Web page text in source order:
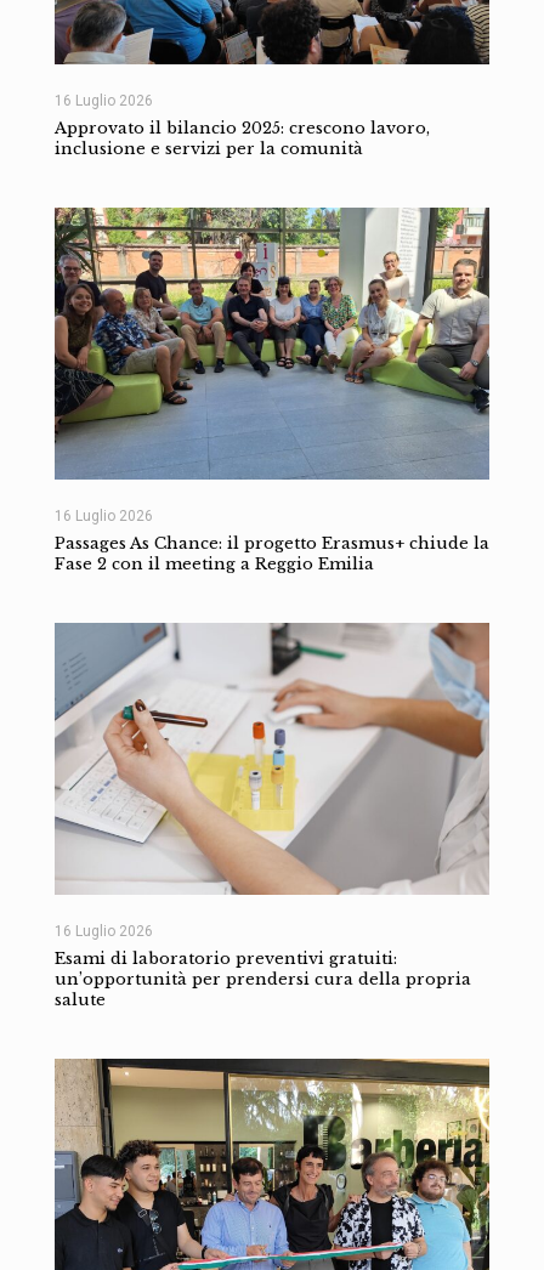
16 Luglio 2026
Approvato il bilancio 2025: crescono lavoro,
inclusione e servizi per la comunità
16 Luglio 2026
Passages As Chance: il progetto Erasmus+ chiude la
Fase 2 con il meeting a Reggio Emilia
16 Luglio 2026
Esami di laboratorio preventivi gratuiti:
un’opportunità per prendersi cura della propria
salute